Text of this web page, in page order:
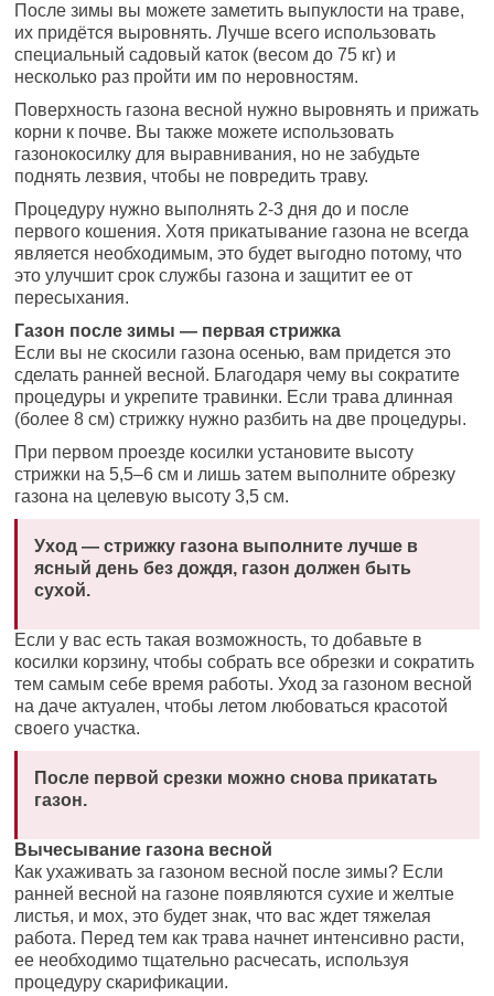
После зимы вы можете заметить выпуклости на траве,
их придётся выровнять. Лучше всего использовать
специальный садовый каток (весом до 75 кг) и
несколько раз пройти им по неровностям.
Поверхность газона весной нужно выровнять и прижать
корни к почве. Вы также можете использовать
газонокосилку для выравнивания, но не забудьте
поднять лезвия, чтобы не повредить траву.
Процедуру нужно выполнять 2-3 дня до и после
первого кошения. Хотя прикатывание газона не всегда
является необходимым, это будет выгодно потому, что
это улучшит срок службы газона и защитит ее от
пересыхания.
Газон после зимы — первая стрижка
Если вы не скосили газона осенью, вам придется это
сделать ранней весной. Благодаря чему вы сократите
процедуры и укрепите травинки. Если трава длинная
(более 8 см) стрижку нужно разбить на две процедуры.
При первом проезде косилки установите высоту
стрижки на 5,5–6 см и лишь затем выполните обрезку
газона на целевую высоту 3,5 см.
Уход — стрижку газона выполните лучше в
ясный день без дождя, газон должен быть
сухой.
Если у вас есть такая возможность, то добавьте в
косилки корзину, чтобы собрать все обрезки и сократить
тем самым себе время работы. Уход за газоном весной
на даче актуален, чтобы летом любоваться красотой
своего участка.
После первой срезки можно снова прикатать
газон.
Вычесывание газона весной
Как ухаживать за газоном весной после зимы? Если
ранней весной на газоне появляются сухие и желтые
листья, и мох, это будет знак, что вас ждет тяжелая
работа. Перед тем как трава начнет интенсивно расти,
ее необходимо тщательно расчесать, используя
процедуру скарификации.